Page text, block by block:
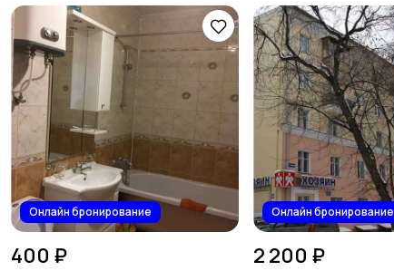
Онлайн бронирование
400 ₽
Онлайн бронирование
2 200 ₽